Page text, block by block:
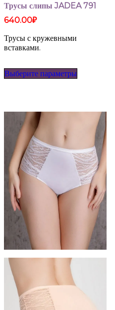
Трусы слипы JADEA 791
640.00₽
Трусы с кружевными
вставками.
Выберите параметры
Опции
можно
выбрать
странице
товара.